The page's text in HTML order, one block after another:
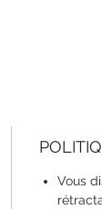
Vous